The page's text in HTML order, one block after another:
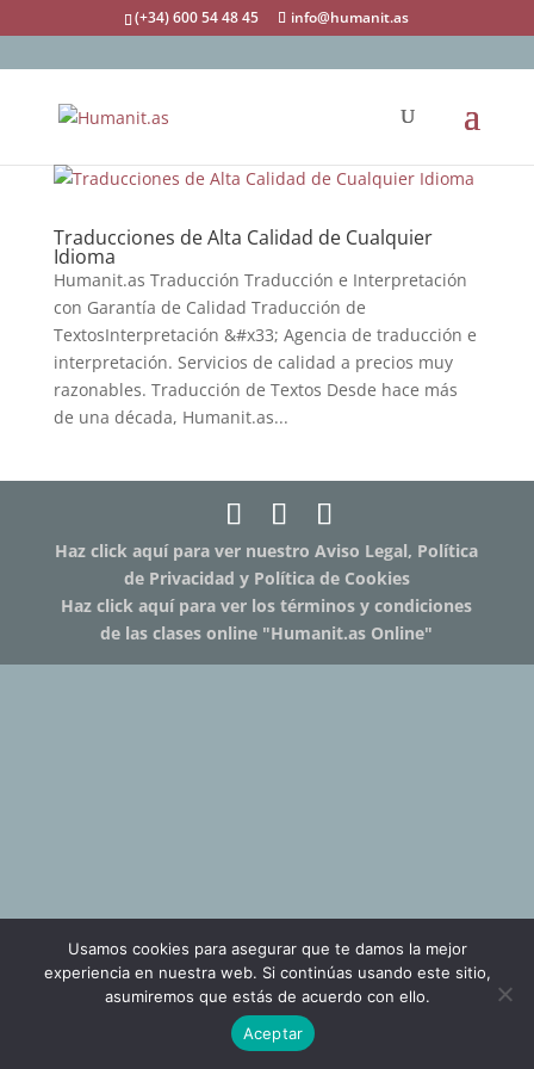
(+34) 600 54 48 45 info@humanit.as
Traducciones de Alta Calidad de Cualquier
Idioma
Humanit.as Traducción Traducción e Interpretación
con Garantía de Calidad Traducción de
TextosInterpretación &#x33; Agencia de traducción e
interpretación. Servicios de calidad a precios muy
razonables. Traducción de Textos Desde hace más
de una década, Humanit.as...
Haz click aquí para ver nuestro Aviso Legal, Política
de Privacidad y Política de Cookies
Haz click aquí para ver los términos y condiciones
de las clases online "Humanit.as Online"
Usamos cookies para asegurar que te damos la mejor
experiencia en nuestra web. Si continúas usando este sitio,
asumiremos que estás de acuerdo con ello.
Aceptar